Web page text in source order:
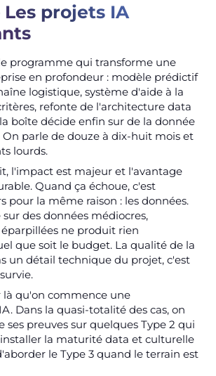
projets IA
programme qui transforme une
en profondeur : modèle prédictif
logistique, système d'aide à la
refonte de l'architecture data
boîte décide enfin sur de la donnée
On parle de douze à dix-huit mois et
lourds.
l'impact est majeur et l'avantage
Quand ça échoue, c'est
pour la même raison : les données.
sur des données médiocres,
ne produit rien
que soit le budget. La qualité de la
un détail technique du projet, c'est
là qu'on commence une
Dans la quasi-totalité des cas, on
ses preuves sur quelques Type 2 qui
la maturité data et culturelle
le Type 3 quand le terrain est